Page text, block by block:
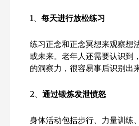
1、 每天进行放松练习
练习正念和正念冥想来观察想
或未来。老年人还需要认识到
的洞察力，很容易事后识别出来
2、 通过锻炼发泄愤怒
身体活动包括步行、力量训练